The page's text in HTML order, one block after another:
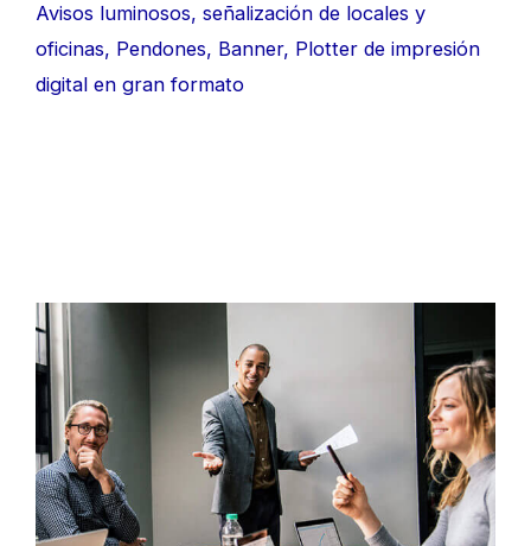
Avisos luminosos, señalización de locales y
oficinas, Pendones, Banner, Plotter de impresión
digital en gran formato